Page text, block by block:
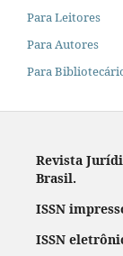
Para Leitores
Para Autores
Para
Revista
Brasil.
ISSN
ISSN